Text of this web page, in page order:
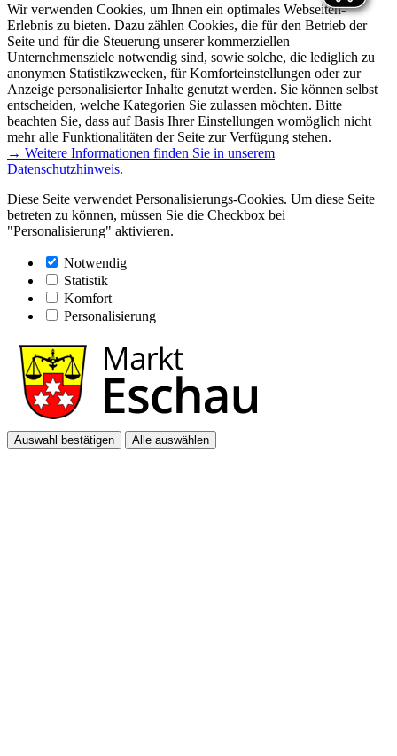
Wir verwenden Cookies, um Ihnen ein optimales Webseiten-
Erlebnis zu bieten. Dazu zählen Cookies, die für den Betrieb der
Seite und für die Steuerung unserer kommerziellen
Unternehmensziele notwendig sind, sowie solche, die lediglich zu
anonymen Statistikzwecken, für Komforteinstellungen oder zur
Anzeige personalisierter Inhalte genutzt werden. Sie können selbst
entscheiden, welche Kategorien Sie zulassen möchten. Bitte
beachten Sie, dass auf Basis Ihrer Einstellungen womöglich nicht
mehr alle Funktionalitäten der Seite zur Verfügung stehen.
→ Weitere Informationen finden Sie in unserem
Datenschutzhinweis.
Diese Seite verwendet Personalisierungs-Cookies. Um diese Seite
betreten zu können, müssen Sie die Checkbox bei
"Personalisierung" aktivieren.
Notwendig
Statistik
Komfort
Personalisierung
Auswahl bestätigen Alle auswählen